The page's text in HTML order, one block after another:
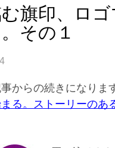
由
来
は。
旗印、ロ
その１
からの続きになりま
る。ストーリーのあ